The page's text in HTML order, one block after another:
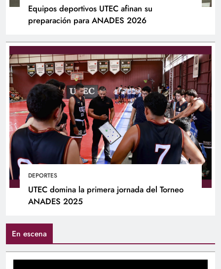
Equipos deportivos UTEC afinan su
preparación para ANADES 2026
DEPORTES
UTEC domina la primera jornada del Torneo
ANADES 2025
En escena